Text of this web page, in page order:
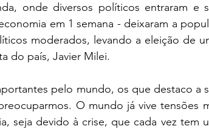
onde diversos políticos entraram e
em 1 semana - deixaram a
moderados, levando a eleição de
do país, Javier Milei.
pelo mundo, os que destaco a
O mundo já vive tensões
seja devido à crise, que cada vez tem